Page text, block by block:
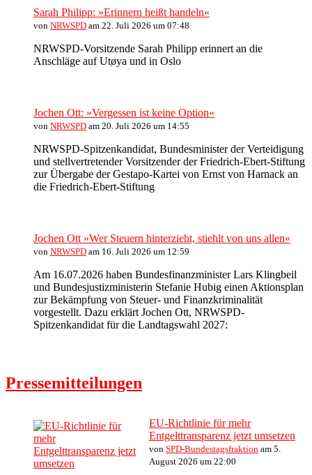
Sarah Philipp: »Erinnern heißt handeln«
von NRWSPD am 22. Juli 2026 um 07:48
NRWSPD-Vorsitzende Sarah Philipp erinnert an die
Anschläge auf Utøya und in Oslo
Jochen Ott: »Vergessen ist keine Option«
von NRWSPD am 20. Juli 2026 um 14:55
NRWSPD-Spitzenkandidat, Bundesminister der Verteidigung
und stellvertretender Vorsitzender der Friedrich-Ebert-Stiftung
zur Übergabe der Gestapo-Kartei von Ernst von Harnack an
die Friedrich-Ebert-Stiftung
Jochen Ott »Wer Steuern hinterzieht, stiehlt von uns allen«
von NRWSPD am 16. Juli 2026 um 12:59
Am 16.07.2026 haben Bundesfinanzminister Lars Klingbeil
und Bundesjustizministerin Stefanie Hubig einen Aktionsplan
zur Bekämpfung von Steuer- und Finanzkriminalität
vorgestellt. Dazu erklärt Jochen Ott, NRWSPD-
Spitzenkandidat für die Landtagswahl 2027:
Pressemitteilungen
EU-Richtlinie für mehr
Entgelttransparenz jetzt umsetzen
von SPD-Bundestagsfraktion am 5.
August 2026 um 22:00